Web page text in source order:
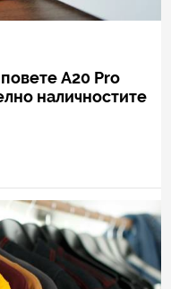
A20 Pro
наличностите